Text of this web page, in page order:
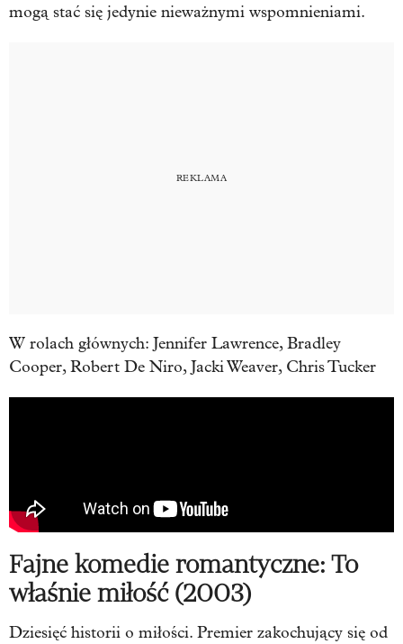
mogą stać się jedynie nieważnymi wspomnieniami.
W rolach głównych: Jennifer Lawrence, Bradley
Cooper, Robert De Niro, Jacki Weaver, Chris Tucker
Fajne komedie romantyczne: To
właśnie miłość (2003)
Dziesięć historii o miłości. Premier zakochujący się od